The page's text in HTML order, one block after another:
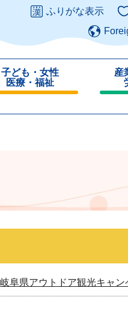
ふりがな表示
子ども・女性
医療・福祉
産
じ
阜県アウトドア観光キャ